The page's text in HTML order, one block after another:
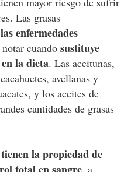
Las grasas
enfermedades
cuando sustituye
la dieta. Las aceitunas,
avellanas y
y los aceites de
cantidades de grasas
tienen la propiedad de
total en sangre, a